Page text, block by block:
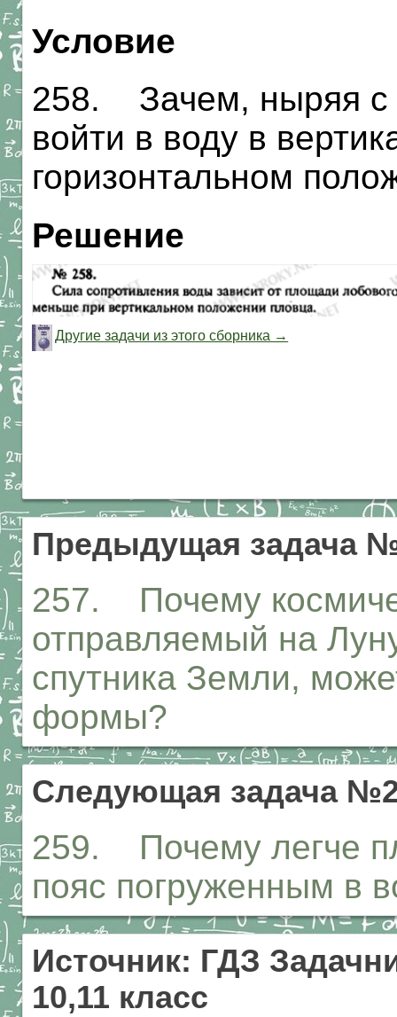
Условие
258. Зачем, ныряя с
войти в воду в
горизонтальном
Решение
Другие задачи из этого сборника →
Предыдущая задача
257. Почему
отправляемый на
спутника Земли,
формы?
Следующая задача
259. Почему легче
пояс погруженным в
Источник: ГДЗ
10,11 класс